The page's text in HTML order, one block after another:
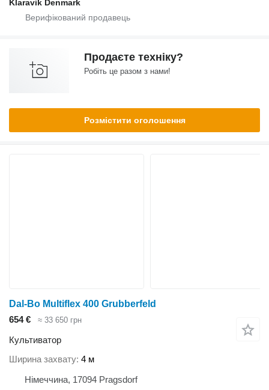
Klaravik Denmark
Продаєте техніку?
Робіть це разом з нами!
Розмістити оголошення
Dal-Bo Multiflex 400 Grubberfeld
654 €
≈ 33 650 грн
Культиватор
Ширина захвату 4 м
Німеччина, 17094 Pragsdorf